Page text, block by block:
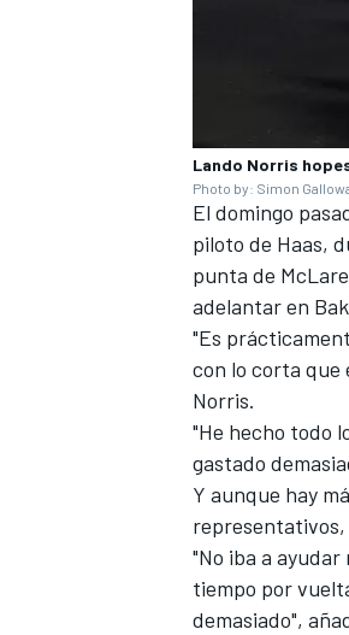
MÁS CATEGORÍAS
Lando Norris
Photo by: Simon
El domingo
piloto de Haas,
punta de
adelantar en
"Es
con lo corta que
Norris.
"He hecho todo
gastado
Y aunque hay
representativos,
"No iba a
tiempo por
demasiado",